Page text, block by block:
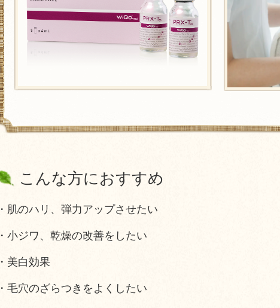
こんな方におすすめ
・肌のハリ、弾力アップさせたい
・小ジワ、乾燥の改善をしたい
・美白効果
・毛穴のざらつきをよくしたい